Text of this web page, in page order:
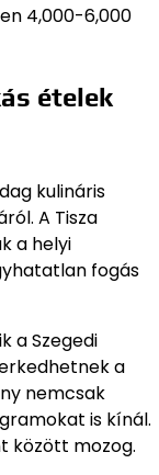
4,000-6,000
ételek
kulináris
A Tisza
a helyi
fogás
a Szegedi
a
nemcsak
is kínál.
között mozog.